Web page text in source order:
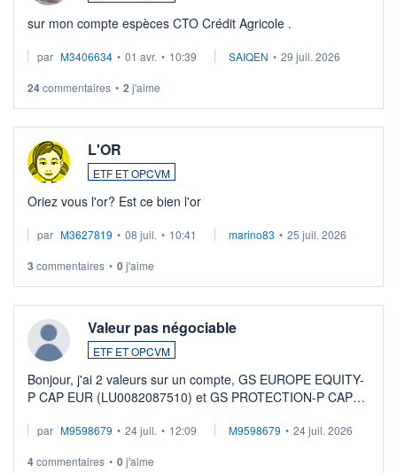
sur mon compte espèces CTO Crédit Agricole .
par M3406634 • 01 avr. • 10:39 SAIQEN • 29 juil. 2026
24commentaires • 2 j'aime
L'OR
ETF ET OPCVM
Oriez vous l'or? Est ce bien l'or
par M3627819 • 08 juil. • 10:41 marino83 • 25 juil. 2026
3 commentaires • 0j'aime
Valeur pas négociable
ETF ET OPCVM
Bonjour, j'ai 2 valeurs sur un compte, GS EUROPE EQUITY-
P CAP EUR (LU0082087510) et GS PROTECTION-P CAP
veux procéder à la vente, on me signale ...
par M9598679 • 24 juil. • 12:09 M9598679 • 24 juil. 2026
4commentaires • 0j'aime